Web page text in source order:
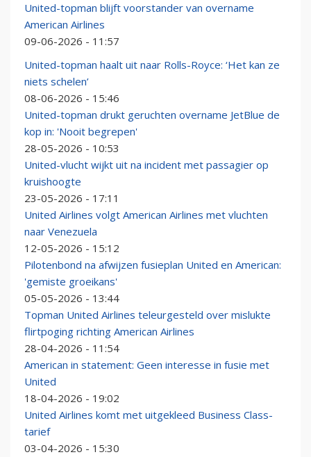
United-topman blijft voorstander van overname
American Airlines
09-06-2026 - 11:57
United-topman haalt uit naar Rolls-Royce: ‘Het kan ze
niets schelen’
08-06-2026 - 15:46
United-topman drukt geruchten overname JetBlue de
kop in: 'Nooit begrepen'
28-05-2026 - 10:53
United-vlucht wijkt uit na incident met passagier op
kruishoogte
23-05-2026 - 17:11
United Airlines volgt American Airlines met vluchten
naar Venezuela
12-05-2026 - 15:12
Pilotenbond na afwijzen fusieplan United en American:
'gemiste groeikans'
05-05-2026 - 13:44
Topman United Airlines teleurgesteld over mislukte
flirtpoging richting American Airlines
28-04-2026 - 11:54
American in statement: Geen interesse in fusie met
United
18-04-2026 - 19:02
United Airlines komt met uitgekleed Business Class-
tarief
03-04-2026 - 15:30